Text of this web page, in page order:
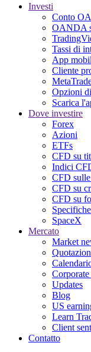
Investi
Conto
OANDA
Tassi di
App
Cliente
Opzioni
Scarica
Dove investire
Forex
Azioni
ETFs
CFD su
Indici
CFD
CFD su
CFD su
SpaceX
Mercato
Market
Updates
Blog
US
Learn
Client
Contatto